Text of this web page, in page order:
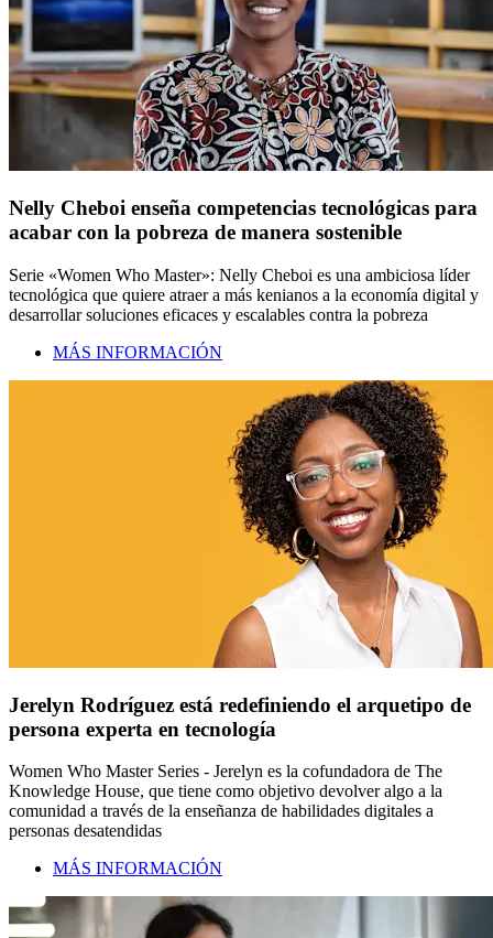
Nelly Cheboi enseña competencias tecnológicas para
acabar con la pobreza de manera sostenible
Serie «Women Who Master»: Nelly Cheboi es una ambiciosa líder
tecnológica que quiere atraer a más kenianos a la economía digital y
desarrollar soluciones eficaces y escalables contra la pobreza
MÁS INFORMACIÓN
Jerelyn Rodríguez está redefiniendo el arquetipo de
persona experta en tecnología
Women Who Master Series - Jerelyn es la cofundadora de The
Knowledge House, que tiene como objetivo devolver algo a la
comunidad a través de la enseñanza de habilidades digitales a
personas desatendidas
MÁS INFORMACIÓN